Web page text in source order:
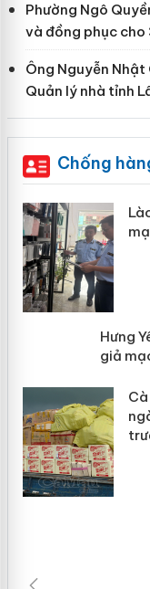
Phường Ngô
và đồng phục cho
Ông Nguyễn
Quản lý nhà tỉnh
Chống